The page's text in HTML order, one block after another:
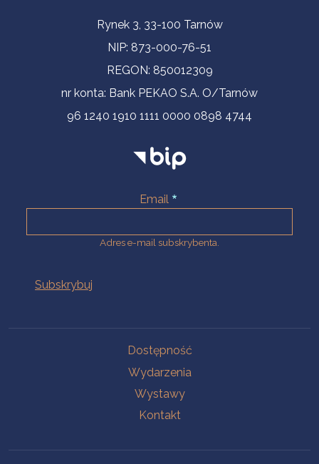
Informacje kontaktoweRynek 3, 33-100 Tarnów
NIP: 873-000-76-51
REGON: 850012309
nr konta: Bank PEKAO S.A. O/Tarnów
96 1240 1910 1111 0000 0898 4744
Email
Adres e-mail subskrybenta.
Dostępność
Wydarzenia
Wystawy
Kontakt